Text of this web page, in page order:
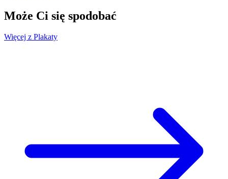
Może Ci się spodobać
Więcej z Plakaty